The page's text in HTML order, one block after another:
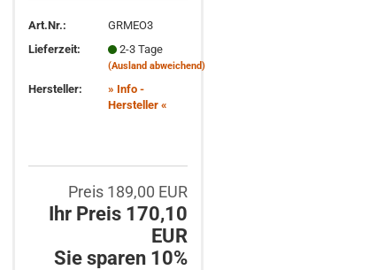
Art.Nr.:
GRMEO3
Lieferzeit:
2-3 Tage
(Ausland abweichend)
Hersteller:
» Info -
Hersteller «
Preis 189,00 EUR
Ihr Preis 170,10
EUR
Sie sparen 10%